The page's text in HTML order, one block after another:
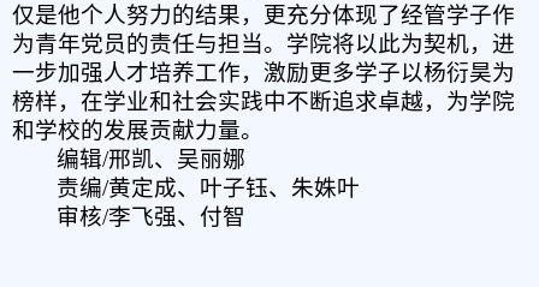
仅是他个人努力的结果，更充分体现了经管学子作
为青年党员的责任与担当。学院将以此为契机，进
一步加强人才培养工作，激励更多学子以杨衍昊为
榜样，在学业和社会实践中不断追求卓越，为学院
和学校的发展贡献力量。
编辑/邢凯、 吴丽娜
责编/黄定成、 叶子钰、 朱姝叶
审核/李飞强、付智